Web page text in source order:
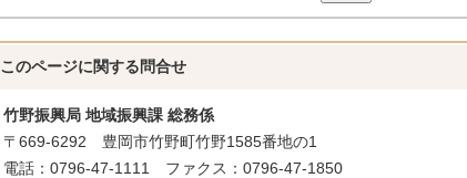
このページに関する 問合せ
竹野振興局 地域振興課 総務係
〒669-6292 豊岡市竹野町竹野1585番地の1
電話：0796-47-1111 ファクス：0796-47-1850